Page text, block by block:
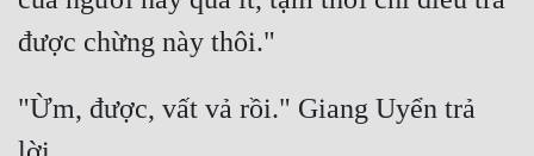
"Ừm, được, vất vả rồi." Giang Uyển trả